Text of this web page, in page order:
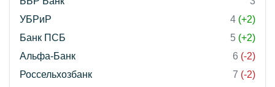
УБРиР
4 (+2)
Банк ПСБ
5 (+2)
Альфа-Банк
6 (-2)
Россельхозбанк
7 (-2)